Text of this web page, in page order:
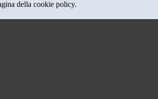
della cookie policy.